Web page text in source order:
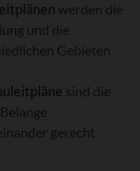
werden die
und die
Gebieten
sind die
gerecht